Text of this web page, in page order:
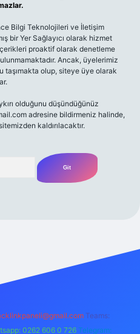
Bilgi Teknolojileri ve İletişim
bir Yer Sağlayıcı olarak hizmet
proaktif olarak denetleme
Ancak, üyelerimiz
taşımakta olup, siteye üye olarak
olduğunu düşündüğünüz
adresine bildirmeniz halinde,
kaldırılacaktır.
m elexbet
Teams:
0262 606 0 726 Telegram: